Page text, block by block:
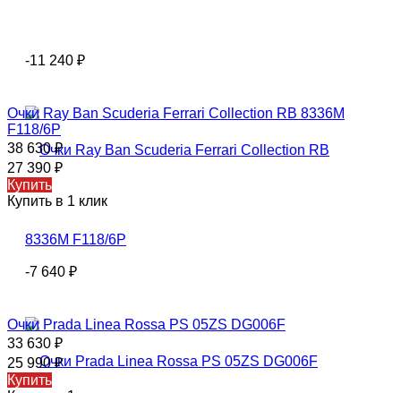
-11 240 ₽
Очки Rаy Ваn Scuderia Ferrari Collection RB 8336M
F118/6P
38 630₽
27 390 ₽
Купить
Купить в 1 клик
-7 640 ₽
Очки Prada Linea Rossa PS 05ZS DG006F
33 630 ₽
25 990₽
Купить